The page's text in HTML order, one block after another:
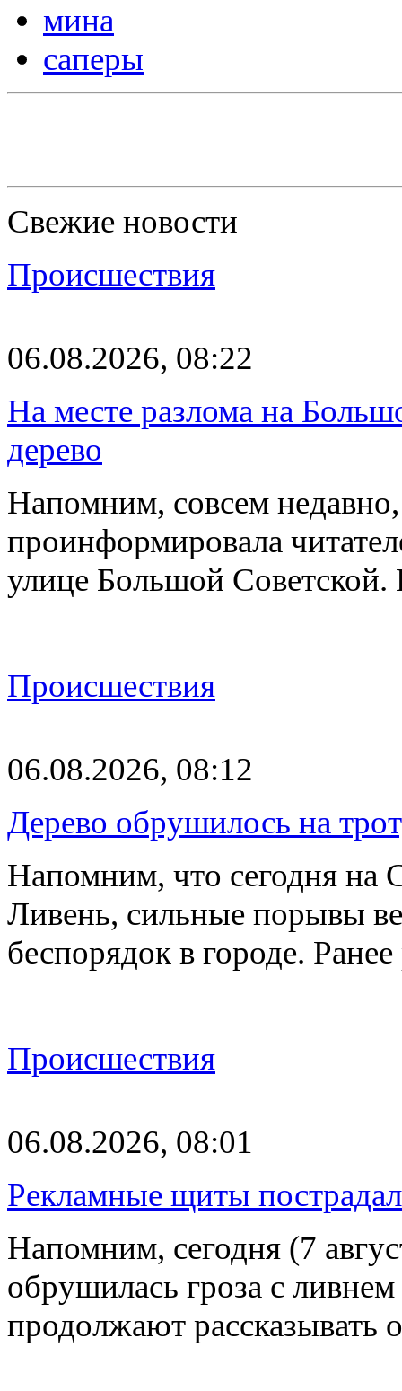
мина
саперы
Свежие новости
Происшествия
06.08.2026, 08:22
На месте разлома на
дерево
Напомним, совсем
проинформировала
улице Большой Советской.
Происшествия
06.08.2026, 08:12
Дерево обрушилось на
Напомним, что сегодня на
Ливень, сильные порывы
беспорядок в городе.
Происшествия
06.08.2026, 08:01
Рекламные щиты
Напомним, сегодня (7
обрушилась гроза с
продолжают рассказывать